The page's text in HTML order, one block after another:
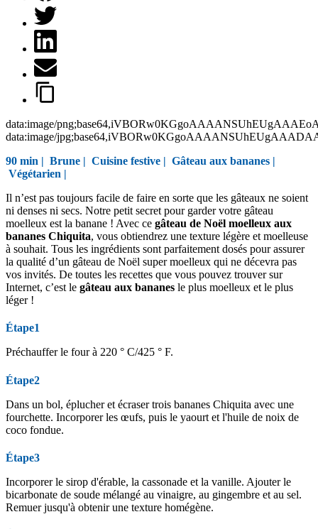
data:image/
data:image/
90 min | Brune | Cuisine festive | Gâteau aux bananes |
Végétarien |
Il n’est pas toujours facile de faire en sorte que les gâteaux ne soient
ni denses ni secs. Notre petit secret pour garder votre gâteau
moelleux est la banane ! Avec ce gâteau de Noël moelleux aux
bananes Chiquita, vous obtiendrez une texture légère et moelleuse
à souhait. Tous les ingrédients sont parfaitement dosés pour assurer
la qualité d’un gâteau de Noël super moelleux qui ne décevra pas
vos invités. De toutes les recettes que vous pouvez trouver sur
Internet, c’est le gâteau aux bananes le plus moelleux et le plus
léger !
Étape1
Préchauffer le four à 220 ° C/425 ° F.
Étape2
Dans un bol, éplucher et écraser trois bananes Chiquita avec une
fourchette. Incorporer les œufs, puis le yaourt et l'huile de noix de
coco fondue.
Étape3
Incorporer le sirop d'érable, la cassonade et la vanille. Ajouter le
bicarbonate de soude mélangé au vinaigre, au gingembre et au sel.
Remuer jusqu'à obtenir une texture homégène.